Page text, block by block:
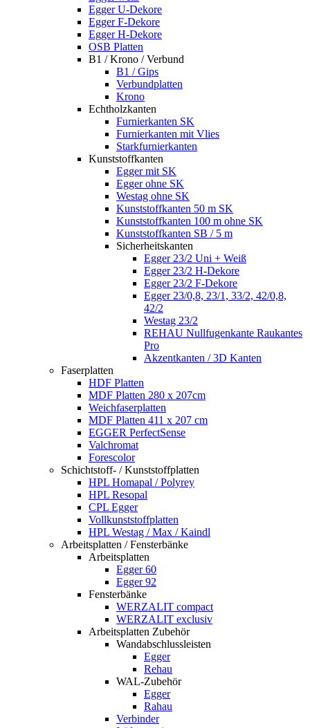
Egger U-Dekore
Egger F-Dekore
Egger H-Dekore
OSB Platten
B1 / Krono / Verbund
B1 / Gips
Verbundplatten
Krono
Echtholzkanten
Furnierkanten SK
Furnierkanten mit Vlies
Starkfurnierkanten
Kunststoffkanten
Egger mit SK
Egger ohne SK
Westag ohne SK
Kunststoffkanten 50 m SK
Kunststoffkanten 100 m ohne SK
Kunststoffkanten SB / 5 m
Sicherheitskanten
Egger 23/2 Uni + Weiß
Egger 23/2 H-Dekore
Egger 23/2 F-Dekore
Egger 23/0,8, 23/1, 33/2, 42/0,8,
42/2
Westag 23/2
REHAU Nullfugenkante Raukantes
Pro
Akzentkanten / 3D Kanten
Faserplatten
HDF Platten
MDF Platten 280 x 207cm
Weichfaserplatten
MDF Platten 411 x 207 cm
EGGER PerfectSense
Valchromat
Forescolor
Schichtstoff- / Kunststoffplatten
HPL Homapal / Polyrey
HPL Resopal
CPL Egger
Vollkunststoffplatten
HPL Westag / Max / Kaindl
Arbeitsplatten / Fensterbänke
Arbeitsplatten
Egger 60
Egger 92
Fensterbänke
WERZALIT compact
WERZALIT exclusiv
Arbeitsplatten Zubehör
Wandabschlussleisten
Egger
Rehau
WAL-Zubehör
Egger
Rahau
Verbinder